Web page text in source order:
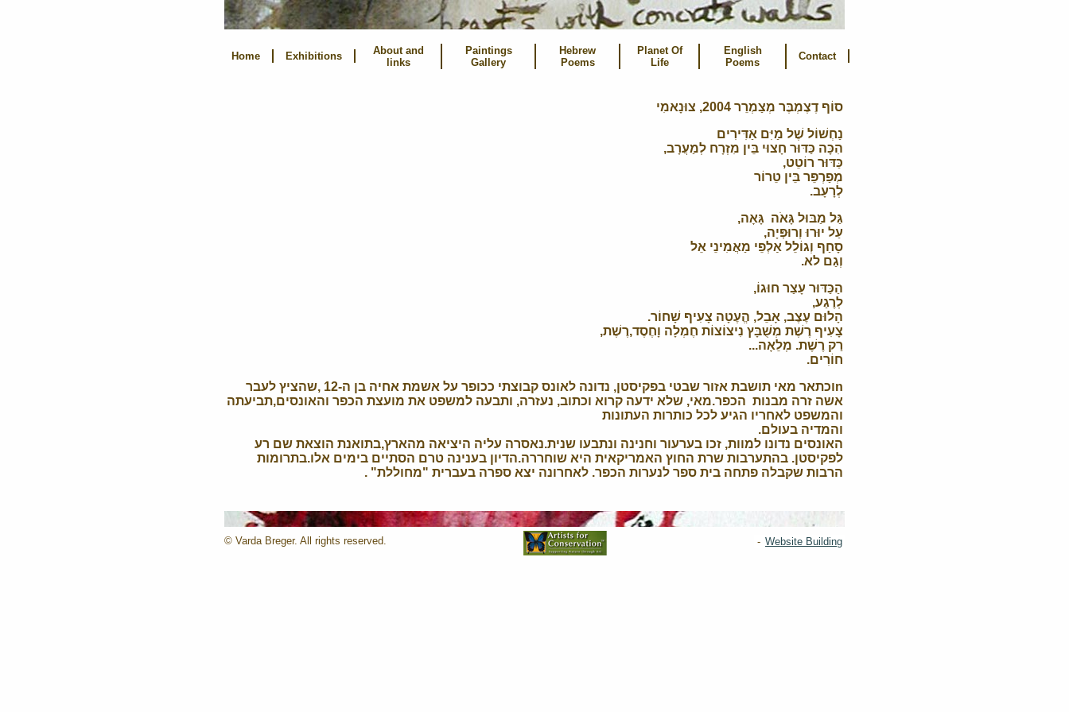
Home Exhibitions
About and
links
Paintings
Gallery
Hebrew
Poems
Planet Of
Life
English
Poems
Contact
סוֹף דֶצֶמְבֶּר מְצַמְרֵר 2004, צוּנָאמִי
נַחְשׁוֹל שֶׁל מַיִּם אַדִּירִים
הִכָּה כַּדּוּר חָצוּי בֵּין מִזְרָח לְמַעֲרָב,
כַּדּוּר רוֹטֵט,
מְפַרְפֵּר בֵּין טֵרוֹר
לְרָעָב.
גַּל מַבּוּל גָּאֹה גָּאָה,
עַל יוּרוּ וְרוּפְּיָה,
סָחַף וְגוֹלֵל אַלְפֵי מַאֲמִינֵי אֵל
וְגַם לא.
הַכַּדּוּר עָצַר חוּגוֹ,
לְרֶגַע,
הָלוּם עֶצֶב, אָבֵל, הֱעֶטָה צָעִיף שָׁחוֹר.
צָעִיף רֶשֶׁת מְשֻׁבָּץ נִיצוֹצוֹת חֶמְלָה וָחֶסֶד,רֶשֶׁת,
רַק רֶשֶׁת. מְלֵאָה...
חוֹרִים.
nוכתאר מאי תושבת אזור שבטי בפקיסטן, נדונה לאונס קבוצתי ככופר על אשמת אחיה בן ה-12 ,שהציץ לעבר
אשה זרה מבנות הכפר.מאי, שלא ידעה קרוא וכתוב, נעזרה, ותבעה למשפט את מועצת הכפר והאונסים,תביעתה
והמשפט לאחריו הגיע לכל כותרות העתונות
והמדיה בעולם.
האונסים נדונו למוות, זכו בערעור וחנינה ונתבעו שנית.נאסרה עליה היציאה מהארץ,בתואנת הוצאת שם רע
לפקיסטן. בהתערבות שרת החוץ האמריקאית היא שוחררה.הדיון בענינה טרם הסתיים בימים אלו.בתרומות
הרבות שקבלה פתחה בית ספר לנערות הכפר. לאחרונה יצא ספרה בעברית "מחוללת" .
© Varda Breger. All rights reserved. Website Building
-